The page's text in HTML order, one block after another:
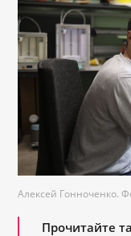
Алексей Гонноченко.
Прочитайте